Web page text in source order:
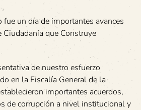
fue un día de importantes avances
que Construye
de nuestro esfuerzo
en la Fiscalía General de la
importantes acuerdos,
de corrupción a nivel institucional y